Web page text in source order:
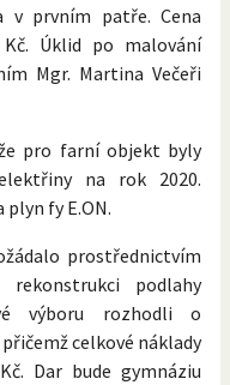
prvním patře. Cena
Úklid po malování
Mgr. Martina Večeři
pro farní objekt byly
na rok 2020.
fy E.ON.
prostřednictvím
podlahy
výboru rozhodli o
celkové náklady
Dar bude gymnáziu